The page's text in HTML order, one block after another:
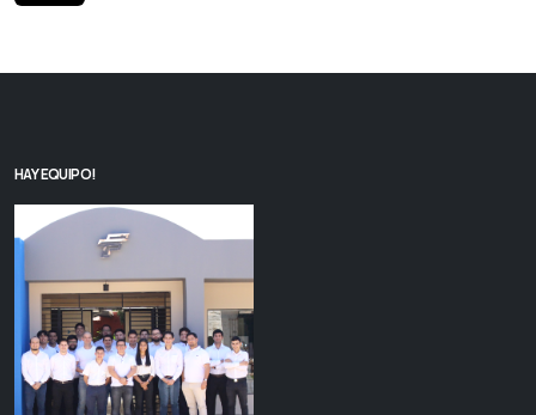
HAY EQUIPO!